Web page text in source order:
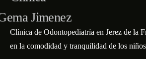
Clínica de Odontopediatría en Jerez de la
en la comodidad y tranquilidad de los